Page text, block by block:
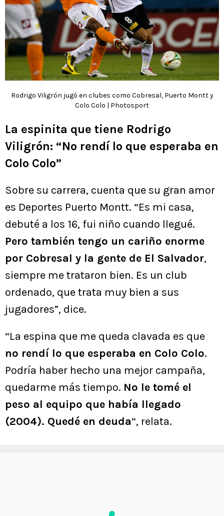
Rodrigo Viligrón jugó en clubes como Cobresal, Puerto Montt y
Colo Colo | Photosport
La espinita que tiene Rodrigo
Viligrón: “No rendí lo que esperaba en
Colo Colo”
Sobre su carrera, cuenta que su gran amor
es Deportes Puerto Montt. “Es mi casa,
debuté a los 16, fui niño cuando llegué.
Pero también tengo un cariño enorme
por Cobresal y la gente de El Salvador,
siempre me trataron bien. Es un club
ordenado, que trata muy bien a sus
jugadores”, dice.
“La espina que me queda clavada es que
no rendí lo que esperaba en Colo Colo.
Podría haber hecho una mejor campaña,
quedarme más tiempo. No le tomé el
peso al equipo que había llegado
(2004). Quedé en deuda“, relata.